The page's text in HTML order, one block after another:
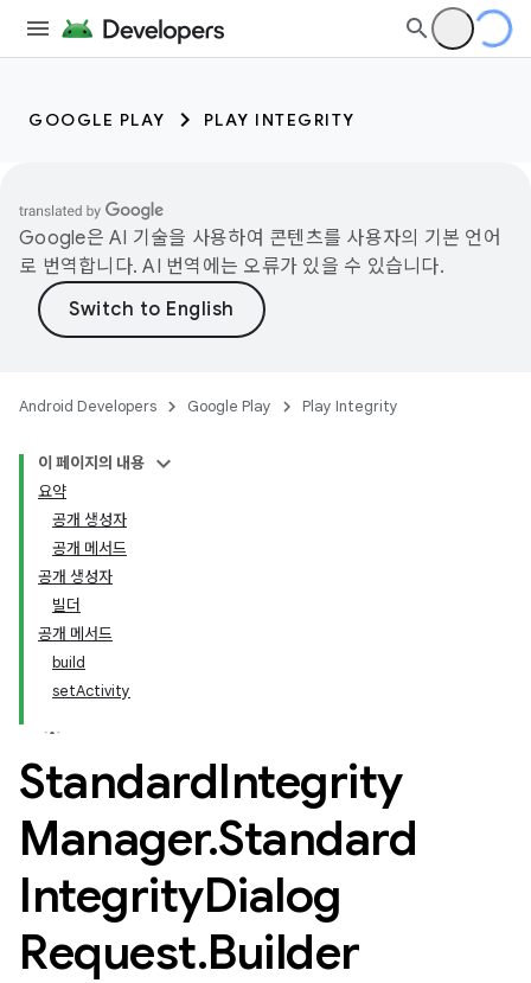
GOOGLE PLAY PLAY INTEGRITY
Google은 AI 기술을 사용하여 콘텐츠를 사용자의 기본 언어
로 번역합니다. AI 번역에는 오류가 있을 수 있습니다.
Android Developers Google Play Play Integrity
이 페이지의 내용
요약
공개 생성자
공개 메서드
공개 생성자
빌더
공개 메서드
build
setActivity
StandardIntegrity
Manager.Standard
IntegrityDialog
Request.Builder